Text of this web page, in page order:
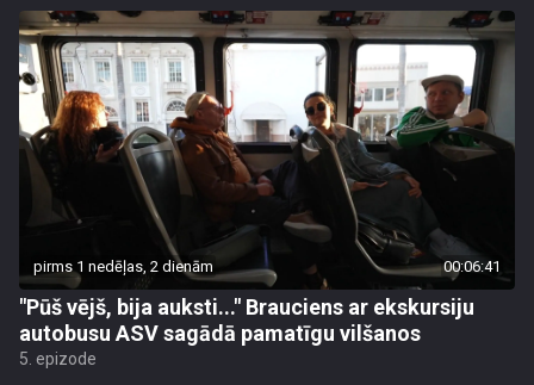
pirms 1 nedēļas, 2 dienām 00:06:41
"Pūš vējš, bija auksti..." Brauciens ar ekskursiju
autobusu ASV sagādā pamatīgu vilšanos
5. epizode